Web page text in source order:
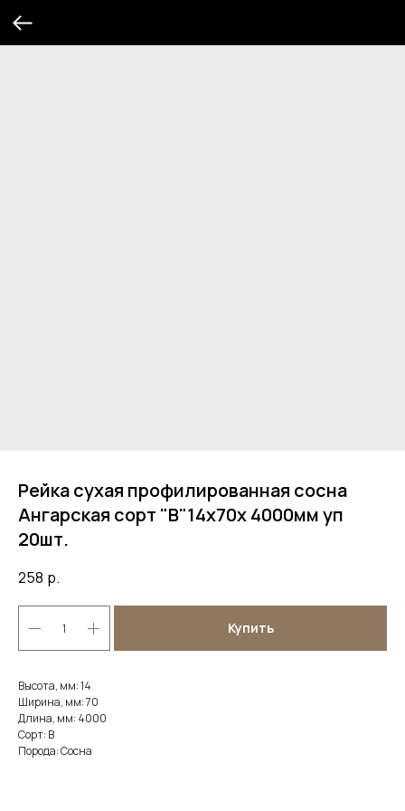
Рейка сухая профилированная сосна
Ангарская сорт "В"14х70х 4000мм уп
20шт.
258 р.
Купить
Высота, мм: 14
Ширина, мм: 70
Длина, мм: 4000
Сорт: В
Порода: Сосна